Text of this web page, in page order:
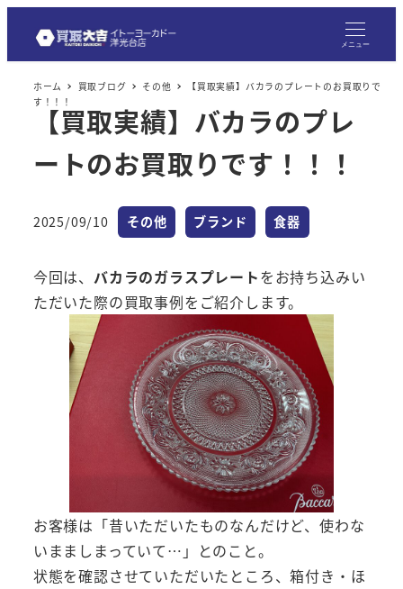
メニュー
ホーム 買取ブログ その他
【買取実績】バカラのプレートのお買取りで
す！！！
【買取実績】バカラのプレ
ートのお買取りです！！！
投稿日
2025/09/10 カテゴリー
その他 カテゴリー
ブランド カテゴリー
食器
今回は、 バカラのガラスプレートをお持ち込みい
ただいた際の買取事例をご紹介します。
お客様は「昔いただいたものなんだけど、使わな
いまましまっていて…」とのこと。
状態を確認させていただいたところ、箱付き・ほ